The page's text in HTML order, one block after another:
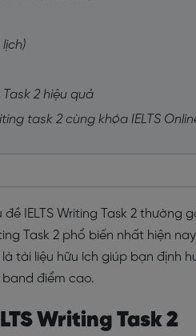
lịch)
Task 2 hiệu quả
task 2 cùng khóa IELTS
IELTS Writing Task 2 thường
Task 2 phổ biến nhất hiện
tài liệu hữu ích giúp bạn định
điểm cao.
Writing Task 2